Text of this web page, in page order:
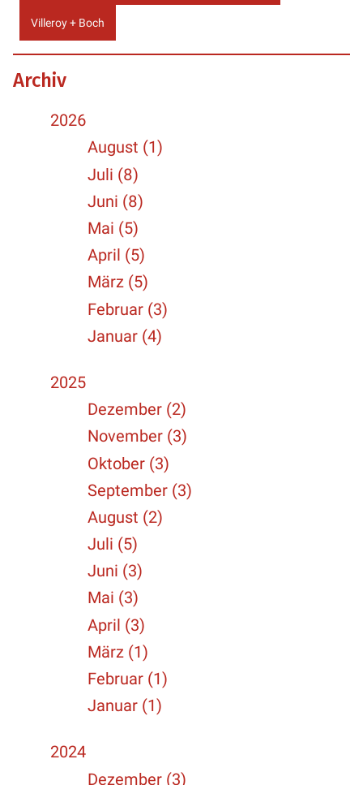
Villeroy + Boch
Archiv
2026
August (1)
Juli (8)
Juni (8)
Mai (5)
April (5)
März (5)
Februar (3)
Januar (4)
2025
Dezember (2)
November (3)
Oktober (3)
September (3)
August (2)
Juli (5)
Juni (3)
Mai (3)
April (3)
März (1)
Februar (1)
Januar (1)
2024
Dezember (3)